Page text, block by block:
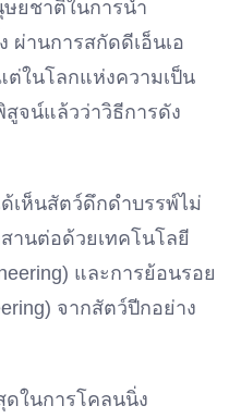
ยชาติในการนำ
ผ่านการสกัดดีเอ็นเอ
ในโลกแห่งความเป็น
จน์แล้วว่าวิธีการดัง
เห็นสัตว์ดึกดำบรรพ์ไม่
านต่อด้วยเทคโนโลยี
และการย้อนรอย
จากสัตว์ปีกอย่าง
ในการโคลนนิ่ง